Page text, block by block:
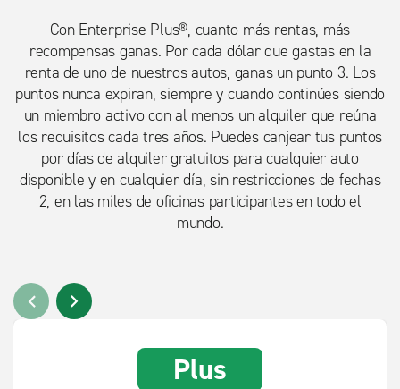
Con Enterprise Plus®, cuanto más rentas, más
recompensas ganas. Por cada dólar que gastas en la
renta de uno de nuestros autos, ganas un punto 3. Los
puntos nunca expiran, siempre y cuando continúes siendo
un miembro activo con al menos un alquiler que reúna
los requisitos cada tres años. Puedes canjear tus puntos
por días de alquiler gratuitos para cualquier auto
disponible y en cualquier día, sin restricciones de fechas
2, en las miles de oficinas participantes en todo el
mundo.
Plus